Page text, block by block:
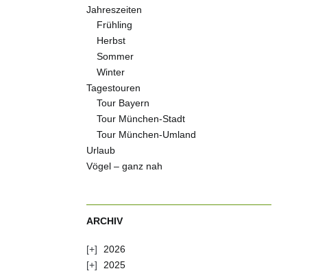
Jahreszeiten
Frühling
Herbst
Sommer
Winter
Tagestouren
Tour Bayern
Tour München-Stadt
Tour München-Umland
Urlaub
Vögel – ganz nah
ARCHIV
2026
2025